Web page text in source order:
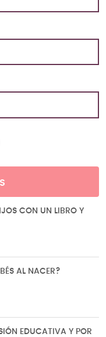
CON UN LIBRO Y
AL NACER?
EDUCATIVA Y POR